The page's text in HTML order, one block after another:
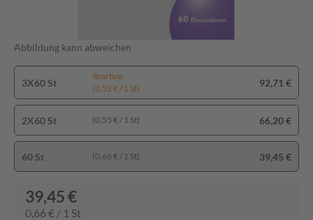
Abbildung kann abweichen
3X60 St
Spartipp
(0,52 € / 1 St)
92,71 €
2X60 St (0,55 € / 1 St) 66,20 €
60 St (0,66 € / 1 St) 39,45 €
39,45 €
0,66 € / 1 St